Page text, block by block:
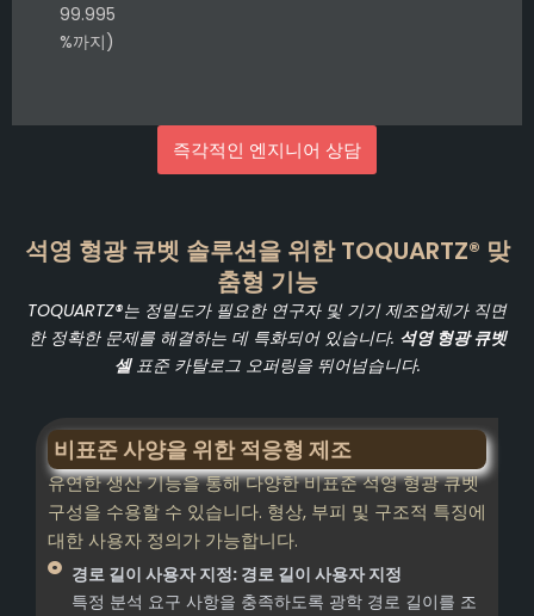
99.995
%까지)
즉각적인 엔지니어 상담
석영 형광 큐벳 솔루션을 위한 TOQUARTZ® 맞
춤형 기능
TOQUARTZ®는 정밀도가 필요한 연구자 및 기기 제조업체가 직면
한 정확한 문제를 해결하는 데 특화되어 있습니다. 석영 형광 큐벳
셀표준 카탈로그 오퍼링을 뛰어넘습니다.
비표준 사양을 위한 적응형 제조
유연한 생산 기능을 통해 다양한 비표준 석영 형광 큐벳
구성을 수용할 수 있습니다. 형상, 부피 및 구조적 특징에
대한 사용자 정의가 가능합니다.
경로 길이 사용자 지정: 경로 길이 사용자 지정
특정 분석 요구 사항을 충족하도록 광학 경로 길이를 조